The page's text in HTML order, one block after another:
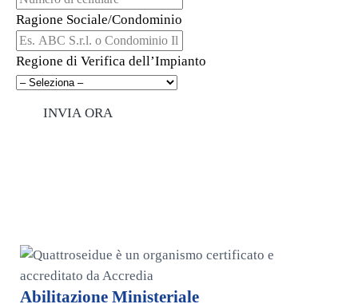
Ragione Sociale/Condominio
Regione di Verifica dell’Impianto
INVIA ORA
Abilitazione Ministeriale